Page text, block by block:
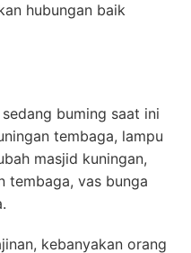
hubungan baik
buming saat ini
tembaga, lampu
masjid kuningan,
tembaga, vas bunga
kebanyakan orang